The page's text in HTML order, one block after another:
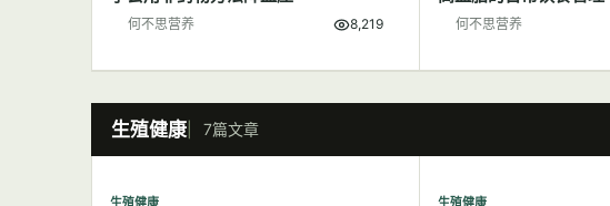
何不思营养 8,219 何不思营养
生殖健康 7篇文章
生殖健康 生殖健康